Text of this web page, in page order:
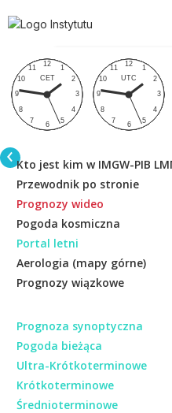
Kto jest kim w IMGW-PIB
Przewodnik po stronie
Prognozy wideo
Pogoda kosmiczna
Portal letni
Aerologia (mapy górne)
Prognozy wiązkowe
Prognoza synoptyczna
Pogoda bieżąca
Ultra-Krótkoterminowe
Krótkoterminowe
Średnioterminowe
(04/